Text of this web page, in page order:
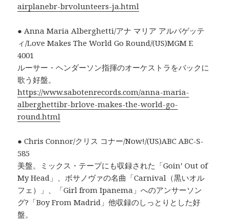
airplanebr-brvolunteers-ja.html
● Anna Maria Alberghetti/アナ マリア アルバゲッテ
ィ/Love Makes The World Go Round/(US)MGM E
4001
ルーサー・ヘンダーソン指揮のオーケストラをバックに
歌う好盤。
https://www.sabotenrecords.com/anna-maria-
alberghettibr-brlove-makes-the-world-go-
round.html
● Chris Connor/クリス コナー/Now!/(US)ABC ABC-S-
585
美盤。ミックス・テープにも収録された「Goin’ Out of
My Head」、ボサノヴァの名曲「Carnival（黒いオル
フェ）」、「Girl from Ipanema」へのアンサーソン
グ?「Boy From Madrid」他収録のしっとりとした好
盤。